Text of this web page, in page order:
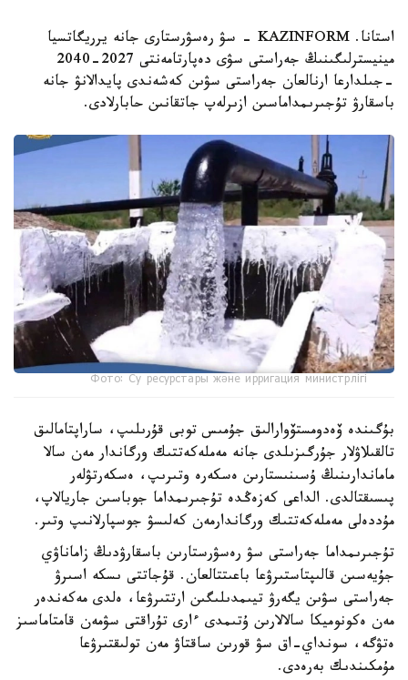
استانا. KAZINFORM - سۋ رەسۋرستارى جانە يرريگاتسيا
مينيسترلىگىنىڭ جەراستى سۋى دەپارتامەنتى 2027-2040
-جىلدارعا ارنالعان جەراستى سۋىن كەشەندى پايدالانۋ جانە
باسقارۋ تۇجىرىمداماسىن ازىرلەپ جاتقانىن حابارلادى.
Фото: Су ресурстары және ирригация министрлігі
بۇگىندە ۆەدومستۆوارالىق جۇمىس توبى قۇرىلىپ، ساراپتامالىق
تالقىلاۋلار جۇرگىزىلدى جانە مەملەكەتتىك ورگاندار مەن سالا
ماماندارىنىڭ ۇسىنىستارىن ەسكەرە وتىرىپ، ەسكەرتۋلەر
پىسىقتالدى. الداعى كەزەڭدە تۇجىرىمداما جوباسىن جاريالاپ،
مۇددەلى مەملەكەتتىك ورگاندارمەن كەلىسۋ جوسپارلانىپ وتىر.
تۇجىرىمداما جەراستى سۋ رەسۋرستارىن باسقارۋدىڭ زاماناۋي
جۇيەسىن قالىپتاستىرۋعا باعىتتالعان. قۇجاتتى ىسكە اسىرۋ
جەراستى سۋىن يگەرۋ تيىمدىلىگىن ارتتىرۋعا، ەلدى مەكەندەر
مەن ەكونوميكا سالالارىن ۇتىمدى ءارى تۇراقتى سۋمەن قامتاماسىز
ەتۋگە، سونداي-اق سۋ قورىن ساقتاۋ مەن تولىقتىرۋعا
مۇمكىندىك بەرەدى.